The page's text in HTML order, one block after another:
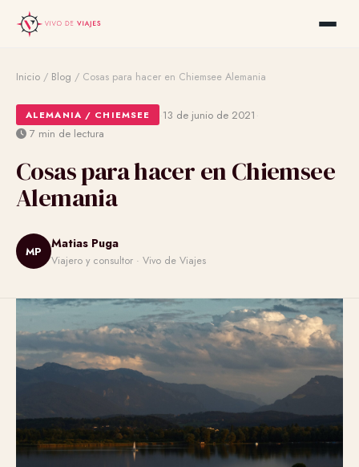
Inicio / Blog / Cosas para hacer en Chiemsee Alemania
ALEMANIA / CHIEMSEE 13 de junio de 2021
7 min de lectura
Cosas para hacer en Chiemsee
Alemania
MP
Matias Puga
Viajero y consultor · Vivo de Viajes